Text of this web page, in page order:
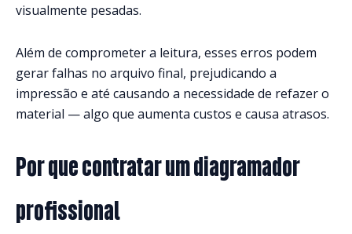
visualmente pesadas.
Além de comprometer a leitura, esses erros podem
gerar falhas no arquivo final, prejudicando a
impressão e até causando a necessidade de refazer o
material — algo que aumenta custos e causa atrasos.
Por que contratar um diagramador
profissional